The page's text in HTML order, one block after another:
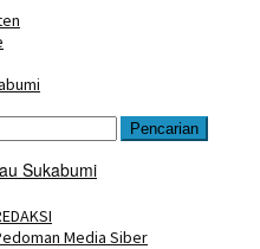
Pencarian
Media Siber